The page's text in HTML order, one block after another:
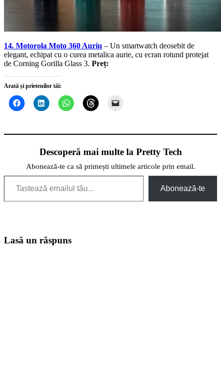
14. Motorola Moto 360 Auriu – Un smartwatch deosebit de
elegant, echipat cu o curea metalica aurie, cu ecran rotund protejat
de Corning Gorilla Glass 3. Preț:
Arată și prietenilor tăi:
Descoperă mai multe la Pretty Tech
Abonează-te ca să primești ultimele articole prin email.
Tastează emailul tău...
Abonează-te
Lasă un răspuns